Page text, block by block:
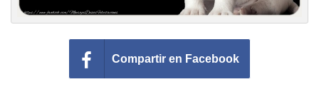
Compartir en Facebook